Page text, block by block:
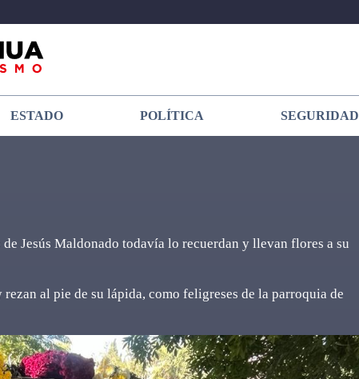
ESTADO POLÍTICA SEGURIDAD
Jesús Maldonado todavía lo recuerdan y llevan flores a su
al pie de su lápida, como feligreses de la parroquia de